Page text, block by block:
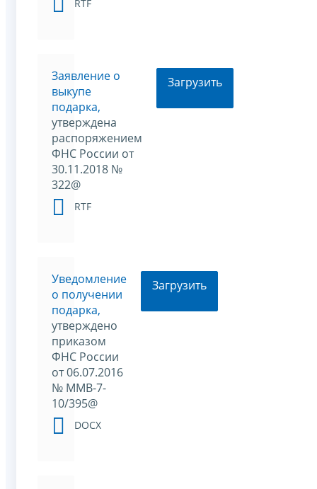
RTF
Заявление о
выкупе
подарка,
утверждена
распоряжением
ФНС России от
30.11.2018 №
322@
RTF
Загрузить
Уведомление
о получении
подарка,
утверждено
приказом
ФНС России
от 06.07.2016
№ ММВ-7-
10/395@
DOCX
Загрузить